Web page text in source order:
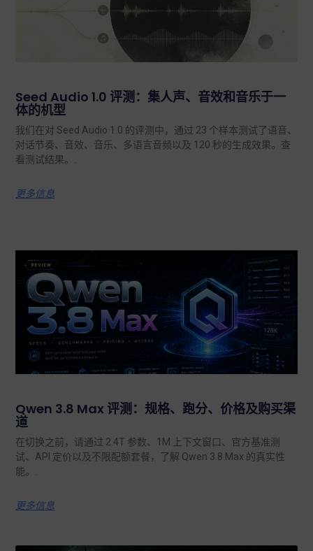
Seed Audio 1.0 评测：集人声、音效和音乐于一
体的机型
我们在对 Seed Audio 1.0 的评测中，通过 23 个样本测试了语音、
对话节奏、音效、音乐、多语言音频以及 120 秒的生成效果。查
看测试结果。.
更多信息
Qwen 3.8 Max 评测：规格、跑分、价格及购买渠
道
在切换之前，请通过 2.4T 参数、1M 上下文窗口、官方基准测
试、API 定价以及不限配额套餐，了解 Qwen 3.8 Max 的真实性
能。.
更多信息